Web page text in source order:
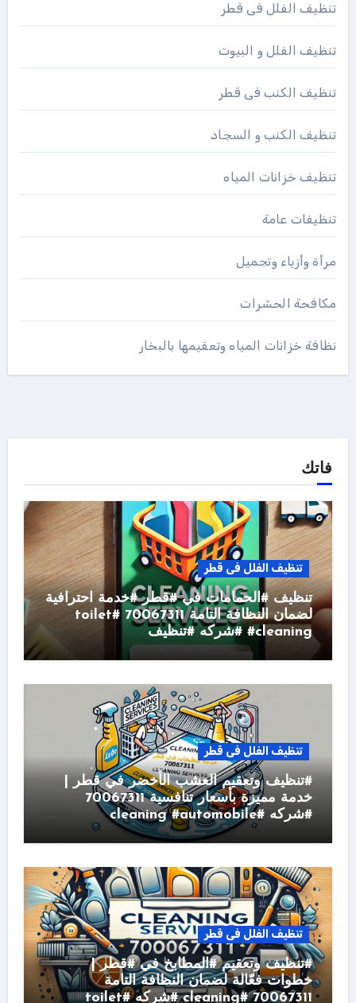
تنظيف الفلل فى قطر
تنظيف الفلل و البيوت
تنظيف الكنب فى قطر
تنظيف الكنب و السجاد
تنظيف خزانات المياه
تنظيفات عامة
مرأة وأزياء وتجميل
مكافحة الحشرات
نظافة خزانات المياه وتعقيمها بالبخار
فاتك
تنظيف الفلل فى قطر
تنظيف #الحمامات في #قطر #خدمة احترافية
لضمان النظافة التامة 70067311 #toilet
#cleaning #شركه #تنظيف
تنظيف الفلل فى قطر
#تنظيف وتعقيم العشب الأخضر في قطر |
خدمة مميزة بأسعار تنافسية 70067311
#شركه #cleaning #automobile
تنظيف الفلل فى قطر
#تنظيف وتعقيم #المطابخ في #قطر |
خطوات فعّالة لضمان النظافة التامة
70067311 #cleaning #شركه #toilet